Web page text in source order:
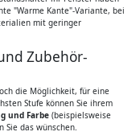
"Warme Kante"-Variante, bei
mit geringer
Zubehör-
die Möglichkeit, für eine
Stufe können Sie ihrem
und Farbe(beispielsweise
Sie das wünschen.